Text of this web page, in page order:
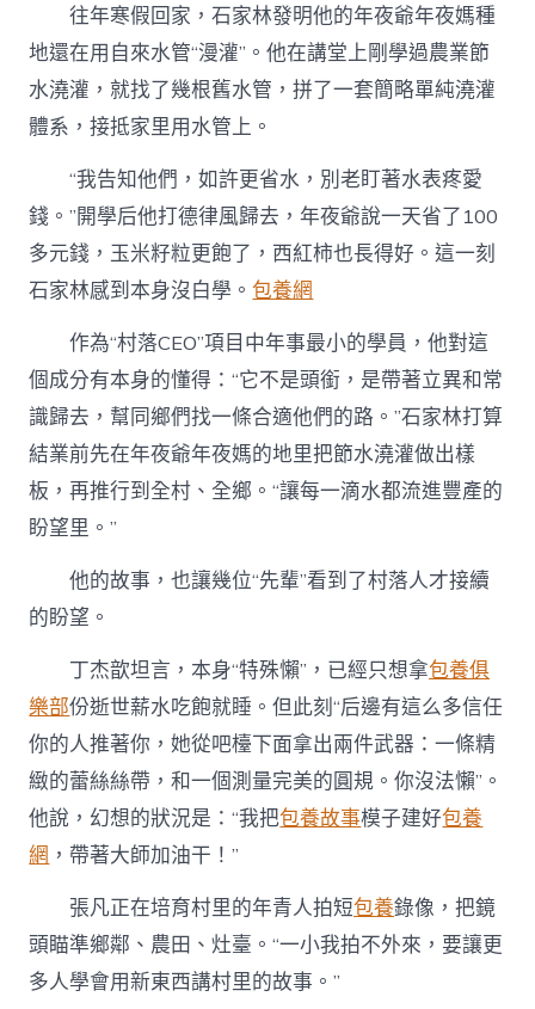
往年寒假回家，石家林發明他的年夜爺年夜媽種
地還在用自來水管“漫灌”。他在講堂上剛學過農業節
水澆灌，就找了幾根舊水管，拼了一套簡略單純澆灌
體系，接抵家里用水管上。
“我告知他們，如許更省水，別老盯著水表疼愛
錢。”開學后他打德律風歸去，年夜爺說一天省了100
多元錢，玉米籽粒更飽了，西紅柿也長得好。這一刻
石家林感到本身沒白學。包養網
作為“村落CEO”項目中年事最小的學員，他對這
個成分有本身的懂得：“它不是頭銜，是帶著立異和常
識歸去，幫同鄉們找一條合適他們的路。”石家林打算
結業前先在年夜爺年夜媽的地里把節水澆灌做出樣
板，再推行到全村、全鄉。“讓每一滴水都流進豐產的
盼望里。”
他的故事，也讓幾位“先輩”看到了村落人才接續
的盼望。
丁杰歆坦言，本身“特殊懶”，已經只想拿包養俱
樂部份逝世薪水吃飽就睡。但此刻“后邊有這么多信任
你的人推著你，她從吧檯下面拿出兩件武器：一條精
緻的蕾絲絲帶，和一個測量完美的圓規。你沒法懶”。
他說，幻想的狀況是：“我把包養故事模子建好包養
網 ，帶著大師加油干！”
張凡正在培育村里的年青人拍短包養錄像，把鏡
頭瞄準鄉鄰、農田、灶臺。“一小我拍不外來，要讓更
多人學會用新東西講村里的故事。”